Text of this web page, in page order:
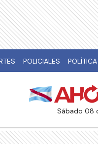
POLICIALES POLÍTICA
sábado